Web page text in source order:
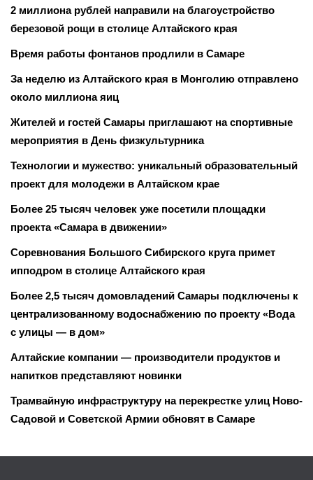
2 миллиона рублей направили на благоустройство
березовой рощи в столице Алтайского края
Время работы фонтанов продлили в Самаре
За неделю из Алтайского края в Монголию отправлено
около миллиона яиц
Жителей и гостей Самары приглашают на спортивные
мероприятия в День физкультурника
Технологии и мужество: уникальный образовательный
проект для молодежи в Алтайском крае
Более 25 тысяч человек уже посетили площадки
проекта «Самара в движении»
Соревнования Большого Сибирского круга примет
ипподром в столице Алтайского края
Более 2,5 тысяч домовладений Самары подключены к
централизованному водоснабжению по проекту «Вода
с улицы — в дом»
Алтайские компании — производители продуктов и
напитков представляют новинки
Трамвайную инфраструктуру на перекрестке улиц Ново-
Садовой и Советской Армии обновят в Самаре